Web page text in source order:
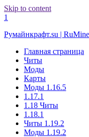
Skip to content
1
Румайнкрафт.su |
Главная страница
Читы
Моды
Карты
Моды 1.16.5
1.17.1
1.18 Читы
1.18.1
Читы 1.19.2
Моды 1.19.2